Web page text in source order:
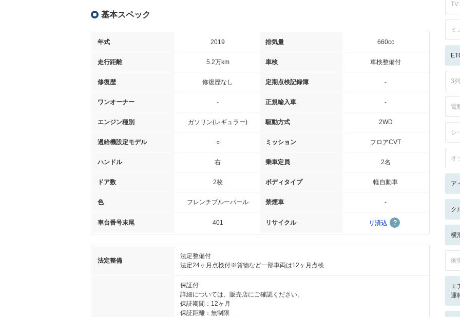
基本スペック
年式 2019 排気量 660cc
走行距離 5.2万km 車検 車検整備付
修復歴 修復歴なし 定期点検記録簿 -
ワンオーナー - 正規輸入車 -
エンジン種別 ガソリン(レギュラー) 駆動方式 2WD
過給機設定モデル ○ ミッション フロアCVT
ハンドル 右 乗車定員 2名
ドア数 2枚 ボディタイプ 軽自動車
色 フレンチブルーパール 禁煙車 -
車台番号末尾 401 リサイクル リ済込
法定整備
法定整備付
法定24ヶ月点検付※貨物など一部車両は12ヶ月点検
保証付
詳細については、販売店にご確認ください。
保証期間：12ヶ月
保証距離：無制限
ミ
3
電
シ
オ
ア
ク
横
衝
エ
運